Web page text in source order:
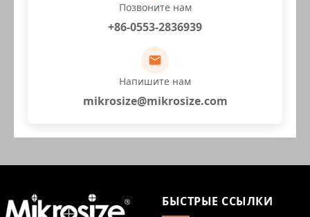
Позвоните нам
+86-0553-2836939
Напишите нам
mikrosize@mikrosize.com
БЫСТРЫЕ ССЫЛКИ